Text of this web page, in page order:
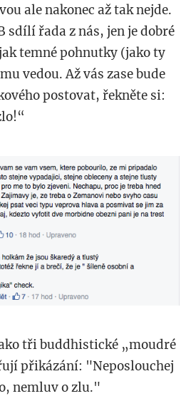
ale nakonec až tak nejde.
sdílí řada z nás, jen je dobré
temné pohnutky (jako ty
vedou. Až vás zase bude
postovat, řekněte si:
tři buddhistické „moudré
přikázání: "Neposlouchej
nemluv o zlu."